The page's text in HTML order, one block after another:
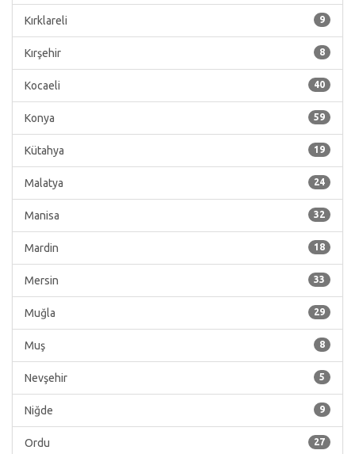
9
Kırklareli
8
Kırşehir
40
Kocaeli
59
Konya
19
Kütahya
24
Malatya
32
Manisa
18
Mardin
33
Mersin
29
Muğla
8
Muş
5
Nevşehir
9
Niğde
27
Ordu